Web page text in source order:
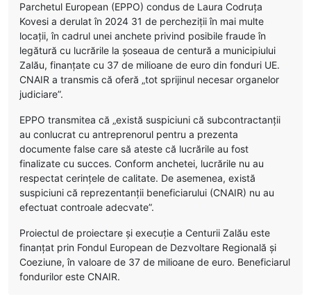
Parchetul European (EPPO) condus de Laura Codruța
Kovesi a derulat în 2024 31 de percheziții în mai multe
locații, în cadrul unei anchete privind posibile fraude în
legătură cu lucrările la șoseaua de centură a municipiului
Zalău, finanțate cu 37 de milioane de euro din fonduri UE.
CNAIR a transmis că oferă „tot sprijinul necesar organelor
judiciare”.
EPPO transmitea că „există suspiciuni că subcontractanții
au conlucrat cu antreprenorul pentru a prezenta
documente false care să ateste că lucrările au fost
finalizate cu succes. Conform anchetei, lucrările nu au
respectat cerințele de calitate. De asemenea, există
suspiciuni că reprezentanții beneficiarului (CNAIR) nu au
efectuat controale adecvate”.
Proiectul de proiectare și execuție a Centurii Zalău este
finanțat prin Fondul European de Dezvoltare Regională și
Coeziune, în valoare de 37 de milioane de euro. Beneficiarul
fondurilor este CNAIR.